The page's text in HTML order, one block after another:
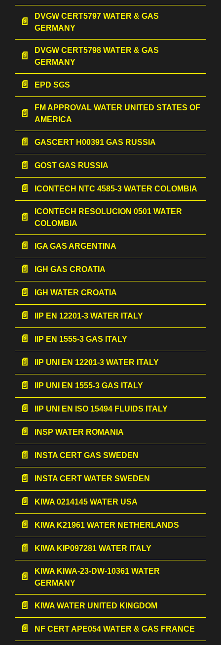
DVGW CERT5797 WATER & GAS
GERMANY
DVGW CERT5798 WATER & GAS
GERMANY
EPD SGS
FM APPROVAL WATER UNITED STATES OF
AMERICA
GASCERT Н00391 GAS RUSSIA
GOST GAS RUSSIA
ICONTECH NTC 4585-3 WATER COLOMBIA
ICONTECH RESOLUCION 0501 WATER
COLOMBIA
IGA GAS ARGENTINA
IGH GAS CROATIA
IGH WATER CROATIA
IIP EN 12201-3 WATER ITALY
IIP EN 1555-3 GAS ITALY
IIP UNI EN 12201-3 WATER ITALY
IIP UNI EN 1555-3 GAS ITALY
IIP UNI EN ISO 15494 FLUIDS ITALY
INSP WATER ROMANIA
INSTA CERT GAS SWEDEN
INSTA CERT WATER SWEDEN
KIWA 0214145 WATER USA
KIWA K21961 WATER NETHERLANDS
KIWA KIP097281 WATER ITALY
KIWA KIWA-23-DW-10361 WATER
GERMANY
KIWA WATER UNITED KINGDOM
NF CERT APE054 WATER & GAS FRANCE